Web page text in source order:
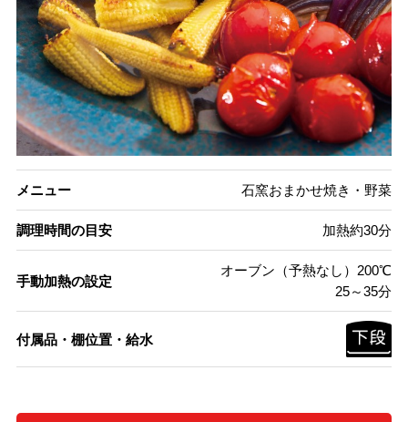
メニュー 石窯おまかせ焼き・野菜
調理時間の目安 加熱約30分
手動加熱の設定
オーブン（予熱なし）200℃
25～35分
付属品・棚位置・給水